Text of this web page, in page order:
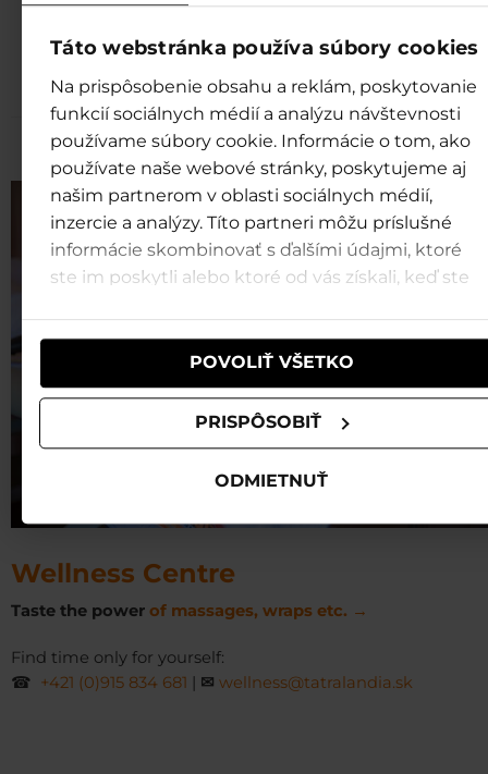
Táto webstránka používa súbory cookies
Na prispôsobenie obsahu a reklám, poskytovanie
funkcií sociálnych médií a analýzu návštevnosti
používame súbory cookie. Informácie o tom, ako
používate naše webové stránky, poskytujeme aj
našim partnerom v oblasti sociálnych médií,
inzercie a analýzy. Títo partneri môžu príslušné
informácie skombinovať s ďalšími údajmi, ktoré
ste im poskytli alebo ktoré od vás získali, keď ste
POVOLIŤ VŠETKO
PRISPÔSOBIŤ
ODMIETNUŤ
Wellness Centre
Taste the power of massages, wraps etc. →
Find time only for yourself:
☎ +421 (0)915 834 681 | ✉ wellness@tatralandia.sk